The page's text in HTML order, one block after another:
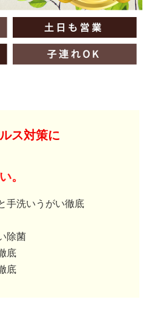
ス対策に
。
手洗いうがい徹底
除菌
底
底